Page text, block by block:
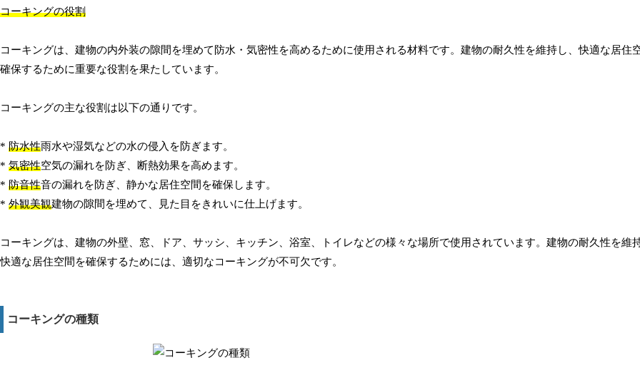
コーキングの役割
コーキングは、建物の内外装の隙間を埋めて防水・気密性を高めるために使用される材料です。建物の耐久性を維持し、快適な居住
確保するために重要な役割を果たしています。
コーキングの主な役割は以下の通りです。
* 防水性雨水や湿気などの水の侵入を防ぎます。
* 気密性空気の漏れを防ぎ、断熱効果を高めます。
* 防音性音の漏れを防ぎ、静かな居住空間を確保します。
* 外観美観建物の隙間を埋めて、見た目をきれいに仕上げます。
コーキングは、建物の外壁、窓、ドア、サッシ、キッチン、浴室、トイレなどの様々な場所で使用されています。建物の耐久性を維持
快適な居住空間を確保するためには、適切なコーキングが不可欠です。
コーキングの種類